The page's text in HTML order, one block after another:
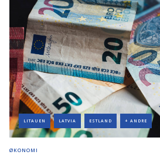
LITAUEN LATVIA ESTLAND + ANDRE
ØKONOMI